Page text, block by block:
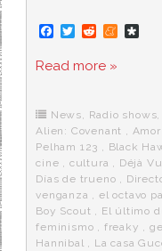
F
c
e
o
k
T
i
t
r
R
d
d
M
e
r
a
Read more »
News, Radio shows,
Alien: Covenant ,
Pelham 123 , Black
cine , cultura , Déjà Vu
Días de trueno ,
venganza ,el octavo
Boy Scout , El último
feminismo , freaky ,
Hannibal , La casa